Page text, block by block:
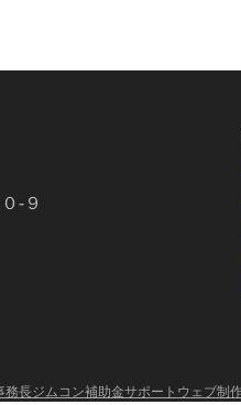
−９
務長ジムコン補助金サポート ウェブ制